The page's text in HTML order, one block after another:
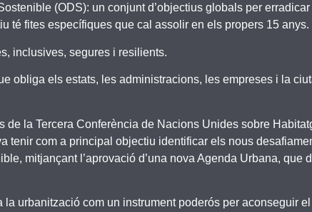
(ODS): un conjunt d’objectius globals per
té fites específiques que cal assolir en els propers 15 anys.
inclusives, segures i resilients.
obliga els estats, les administracions, les empreses i la
de la Tercera Conferència de Nacions Unides sobre
com a principal objectiu identificar els nous
mitjançant l’aprovació d’una nova Agenda Urbana, que
urbanització com un instrument poderós per aconseguir el